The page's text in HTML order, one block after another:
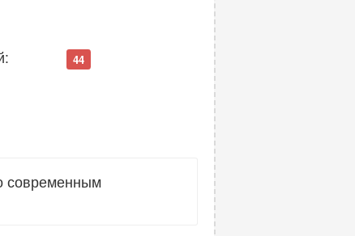
44
современным